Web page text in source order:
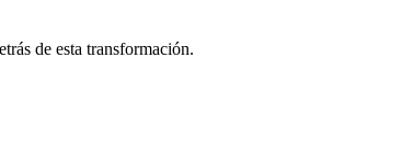
de esta transformación.